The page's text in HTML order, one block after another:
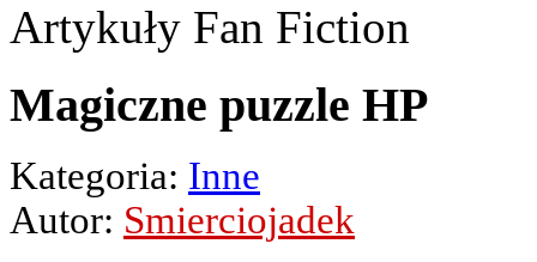
Artykuły Fan Fiction
Magiczne puzzle HP
Kategoria: Inne
Autor: Smierciojadek